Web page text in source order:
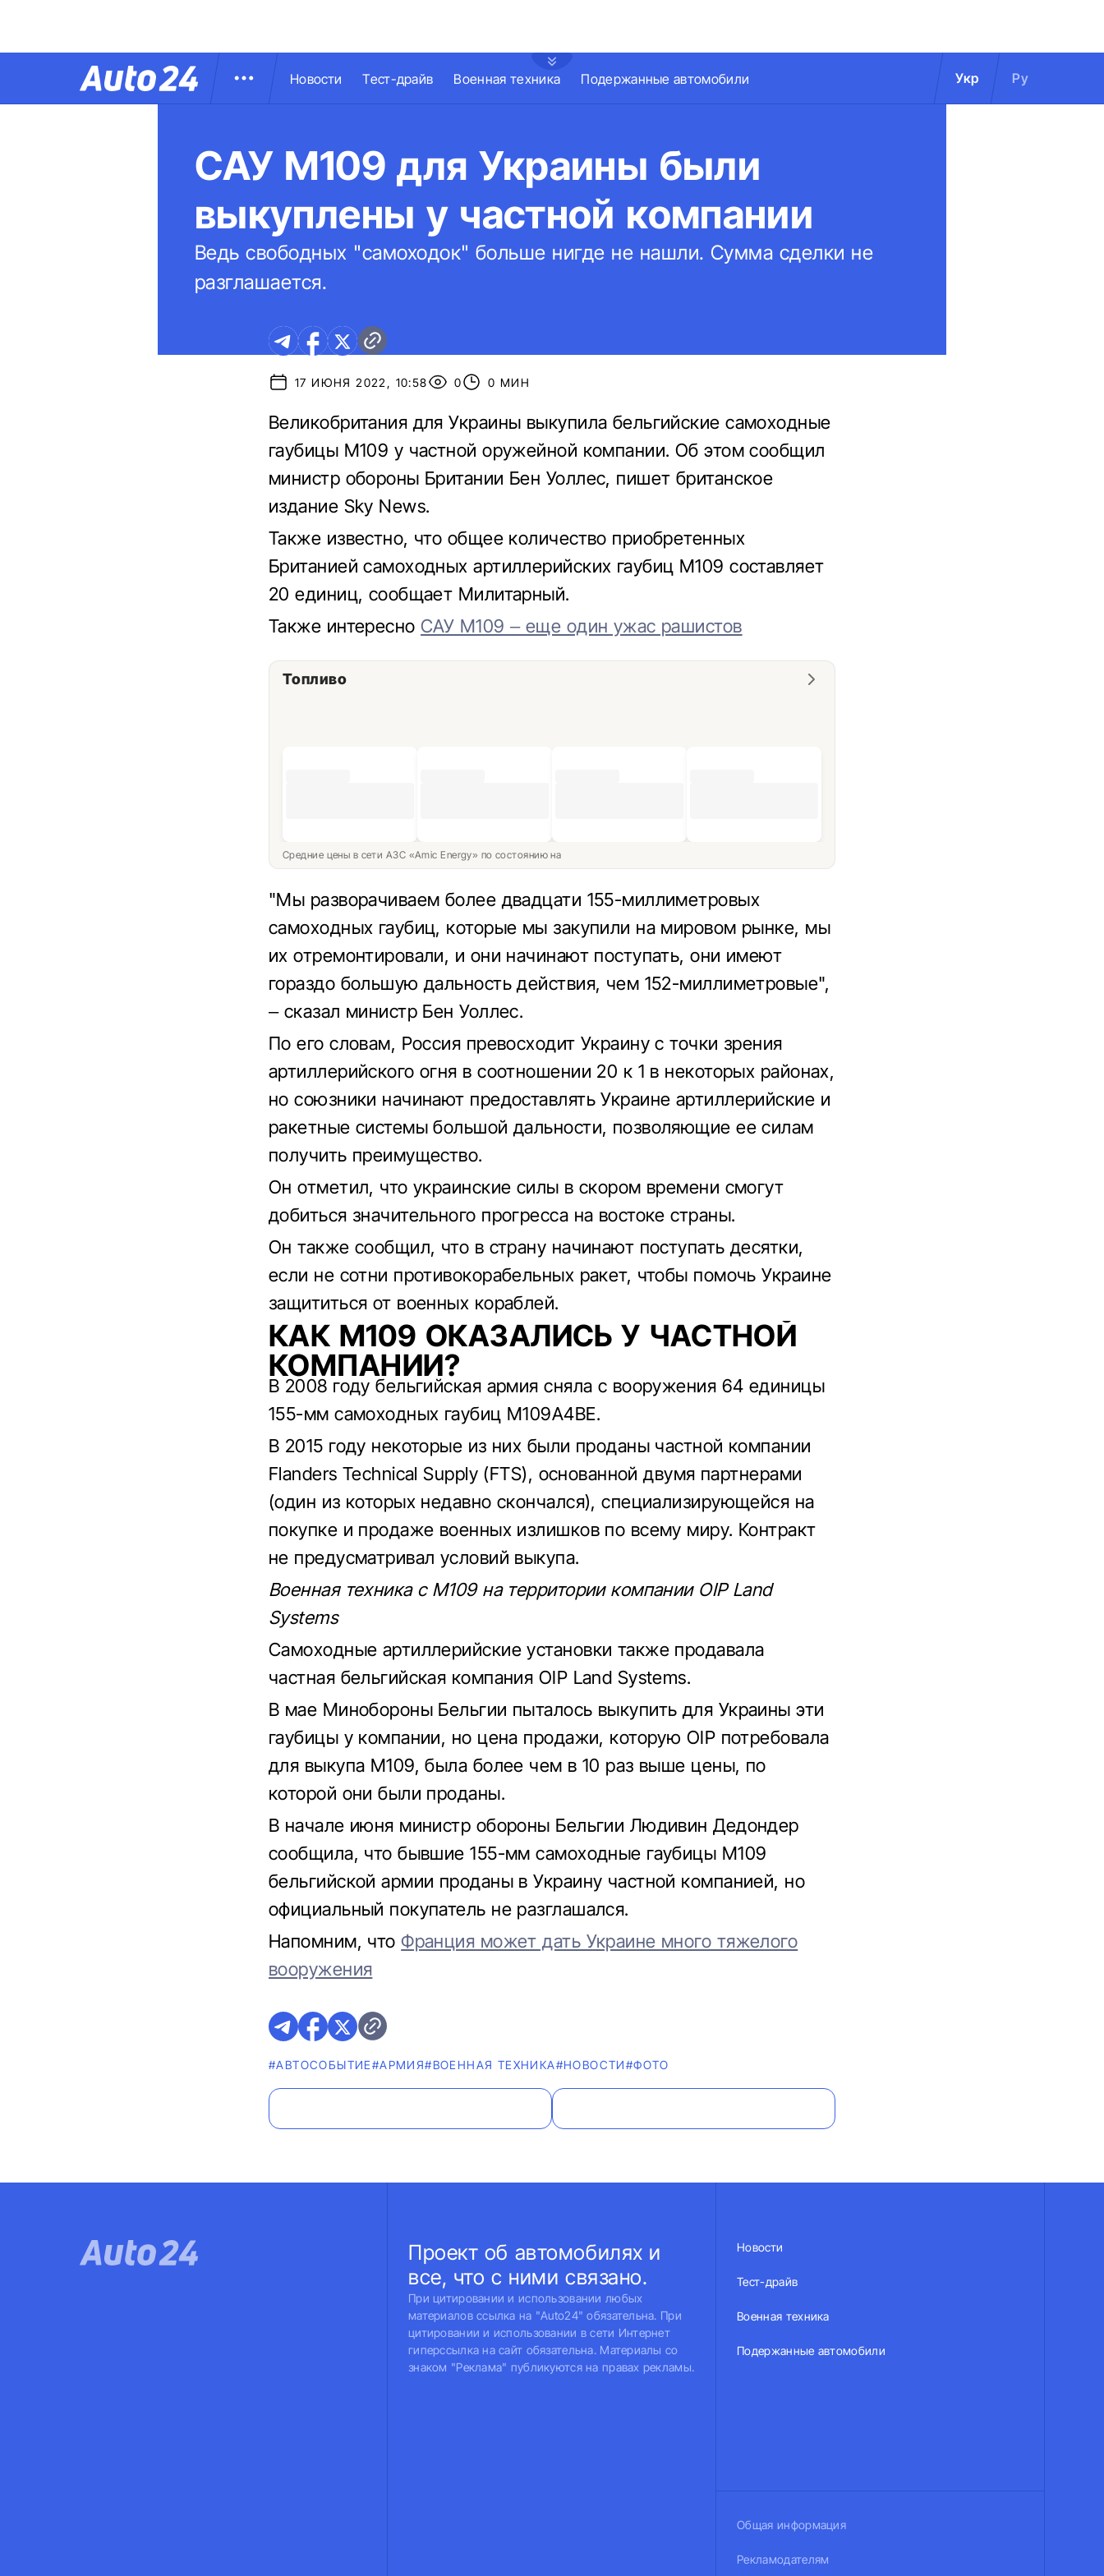
Новости Тест-драйв Военная техника Подержанные автомобили Укр Ру
САУ M109 для Украины были
выкуплены у частной компании
Ведь свободных "самоходок" больше нигде не нашли. Сумма сделки не
разглашается.
17 ИЮНЯ 2022, 10:58 0 0 МИН
Великобритания для Украины выкупила бельгийские самоходные
гаубицы M109 у частной оружейной компании. Об этом сообщил
министр обороны Британии Бен Уоллес, пишет британское
издание Sky News.
Также известно, что общее количество приобретенных
Британией самоходных артиллерийских гаубиц M109 составляет
20 единиц, сообщает Милитарный.
Также интересноСАУ М109 – еще один ужас рашистов
Топливо
Средние цены в сети АЗС «Amic Energy» по состоянию на
"Мы разворачиваем более двадцати 155-миллиметровых
самоходных гаубиц, которые мы закупили на мировом рынке, мы
их отремонтировали, и они начинают поступать, они имеют
гораздо большую дальность действия, чем 152-миллиметровые",
– сказал министр Бен Уоллес.
По его словам, Россия превосходит Украину с точки зрения
артиллерийского огня в соотношении 20 к 1 в некоторых районах,
но союзники начинают предоставлять Украине артиллерийские и
ракетные системы большой дальности, позволяющие ее силам
получить преимущество.
Он отметил, что украинские силы в скором времени смогут
добиться значительного прогресса на востоке страны.
Он также сообщил, что в страну начинают поступать десятки,
если не сотни противокорабельных ракет, чтобы помочь Украине
защититься от военных кораблей.
КАК M109 ОКАЗАЛИСЬ У ЧАСТНОЙ
КОМПАНИИ?
В 2008 году бельгийская армия сняла с вооружения 64 единицы
155-мм самоходных гаубиц M109A4BE.
В 2015 году некоторые из них были проданы частной компании
Flanders Technical Supply (FTS), основанной двумя партнерами
(один из которых недавно скончался), специализирующейся на
покупке и продаже военных излишков по всему миру. Контракт
не предусматривал условий выкупа.
Военная техника с M109 на территории компании OIP Land
Systems
Самоходные артиллерийские установки также продавала
частная бельгийская компания OIP Land Systems.
В мае Минобороны Бельгии пыталось выкупить для Украины эти
гаубицы у компании, но цена продажи, которую OIP потребовала
для выкупа M109, была более чем в 10 раз выше цены, по
которой они были проданы.
В начале июня министр обороны Бельгии Людивин Дедондер
сообщила, что бывшие 155-мм самоходные гаубицы M109
бельгийской армии проданы в Украину частной компанией, но
официальный покупатель не разглашался.
Напомним, чтоФранция может дать Украине много тяжелого
вооружения
#АВТОСОБЫТИЕ#АРМИЯ#ВОЕННАЯ ТЕХНИКА#НОВОСТИ#ФОТО
Проект об автомобилях и
все, что с ними связано.
При цитировании и использовании любых
материалов ссылка на "Auto24" обязательна. При
цитировании и использовании в сети Интернет
гиперссылка на сайт обязательна. Материалы со
знаком "Реклама" публикуются на правах рекламы.
Новости
Тест-драйв
Военная техника
Подержанные автомобили
Общая информация
Рекламодателям